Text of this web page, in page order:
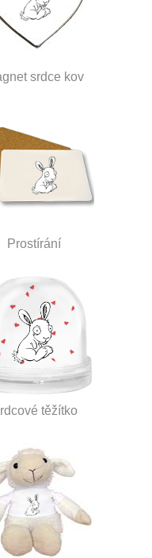
srdce kov
Prostírání
těžítko